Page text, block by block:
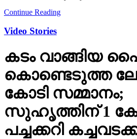
Continue Reading
Video Stories
കടം വാങ്ങിയ
കൊണ്ടെടുത്ത
കോടി സമ്മാനം;
സുഹൃത്തിന് 1
പച്ചക്കറി